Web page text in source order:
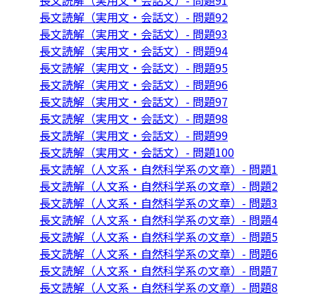
長文読解（実用文・会話文）- 問題92
長文読解（実用文・会話文）- 問題93
長文読解（実用文・会話文）- 問題94
長文読解（実用文・会話文）- 問題95
長文読解（実用文・会話文）- 問題96
長文読解（実用文・会話文）- 問題97
長文読解（実用文・会話文）- 問題98
長文読解（実用文・会話文）- 問題99
長文読解（実用文・会話文）- 問題100
長文読解（人文系・自然科学系の文章）- 問題1
長文読解（人文系・自然科学系の文章）- 問題2
長文読解（人文系・自然科学系の文章）- 問題3
長文読解（人文系・自然科学系の文章）- 問題4
長文読解（人文系・自然科学系の文章）- 問題5
長文読解（人文系・自然科学系の文章）- 問題6
長文読解（人文系・自然科学系の文章）- 問題7
長文読解（人文系・自然科学系の文章）- 問題8